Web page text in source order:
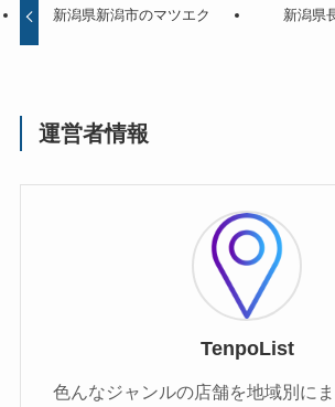
新潟県新潟市のマツエク 新潟県
運営者情報
TenpoList
色んなジャンルの店舗を地域別にま